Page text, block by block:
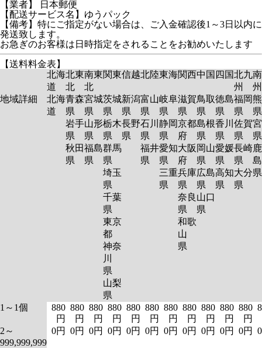
【業者】 日本郵便
【配送サービス名】ゆうパック
【備考】特にご指定がない場合は、ご入金確認後1～3日以内に
発送致します。
お急ぎのお客様は日時指定をされることをお勧めいたします
【送料料金表】
北海
道
北東
北
南東
北
関東信越北陸東海関西中国 四国北九
州
州
地域詳細
北海
道
青森
県
岩手
県
秋田
県
宮城
県
山形
県
福島
県
茨城
県
栃木
県
群馬
県
埼玉
県
千葉
県
東京
都
神奈
川
県
山梨
県
新潟
県
長野
県
富山
県
石川
県
福井
県
岐阜
県
静岡
県
愛知
県
三重
県
滋賀
県
京都
府
大阪
府
兵庫
県
奈良
県
和歌
山
県
鳥取
県
島根
県
岡山
県
広島
県
山口
県
徳島
県
香川
県
愛媛
県
高知
県
福岡
県
佐賀
県
長崎
県
大分
県
島
1～1個
880
円
880
円
880
円
880
円
880
円
880
円
880
円
880
円
880
円
880
円
880
円
2～
999,999,999
0円 0円 0円 0円 0円 0円 0円 0円 0円 0円 0円